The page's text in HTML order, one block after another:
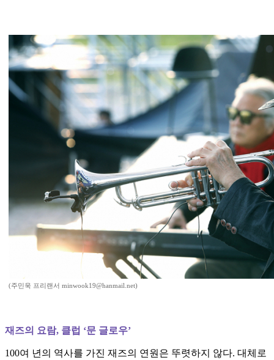
(주민욱 프리랜서 minwook19@hanmail.net)
재즈의 요람, 클럽 ‘문 글로우’
100여 년의 역사를 가진 재즈의 연원은 뚜렷하지 않다. 대체로